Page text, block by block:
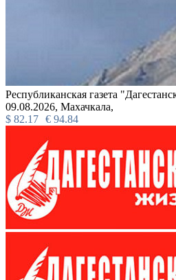
Республиканская газета
09.08.2026, Махачкала,
$ 82.17 € 94.84